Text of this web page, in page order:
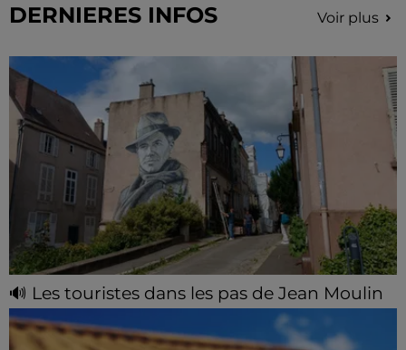
DERNIERES INFOS Voir plus
🔊 Les touristes dans les pas de Jean Moulin
Le « tourisme de mémoire » s'invite dans les sorties
estivales de Chartres Tourisme.